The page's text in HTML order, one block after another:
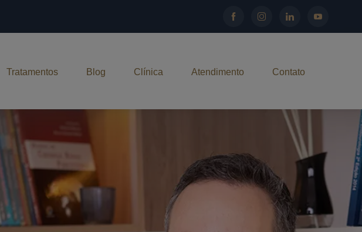
Tratamentos Blog Clínica Atendimento Contato